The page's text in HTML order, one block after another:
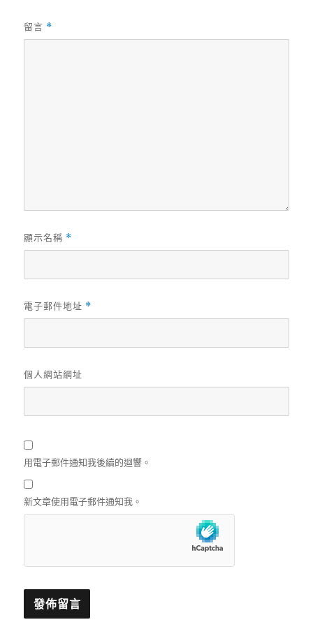
留言 *
顯示名稱 *
電子郵件地址 *
個人網站網址
用電子郵件通知我後續的迴響。
新文章使用電子郵件通知我。